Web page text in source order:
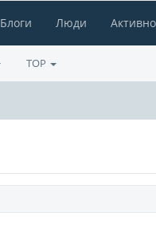
Блоги Люди
TOP